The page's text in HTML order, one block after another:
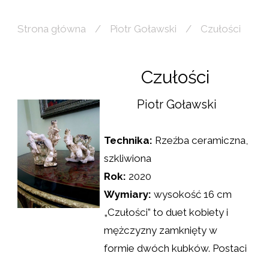
Strona główna Piotr Goławski Czułości
Czułości
Piotr Goławski
Technika: Rzeźba ceramiczna,
szkliwiona
Rok: 2020
Wymiary:wysokość 16 cm
„Czułości” to duet kobiety i
mężczyzny zamknięty w
formie dwóch kubków. Postaci